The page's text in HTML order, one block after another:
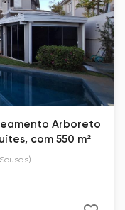
Arboreto
com 550 m²